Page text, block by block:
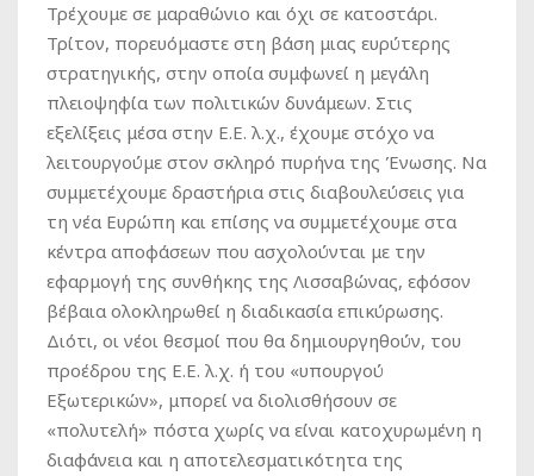
Τρέχουμε σε μαραθώνιο και όχι σε κατοστάρι.
Τρίτον, πορευόμαστε στη βάση μιας ευρύτερης
στρατηγικής, στην οποία συμφωνεί η μεγάλη
πλειοψηφία των πολιτικών δυνάμεων. Στις
εξελίξεις μέσα στην Ε.Ε. λ.χ., έχουμε στόχο να
λειτουργούμε στον σκληρό πυρήνα της Ένωσης. Να
συμμετέχουμε δραστήρια στις διαβουλεύσεις για
τη νέα Ευρώπη και επίσης να συμμετέχουμε στα
κέντρα αποφάσεων που ασχολούνται με την
εφαρμογή της συνθήκης της Λισσαβώνας, εφόσον
βέβαια ολοκληρωθεί η διαδικασία επικύρωσης.
Διότι, οι νέοι θεσμοί που θα δημιουργηθούν, του
προέδρου της Ε.Ε. λ.χ. ή του «υπουργού
Εξωτερικών», μπορεί να διολισθήσουν σε
«πολυτελή» πόστα χωρίς να είναι κατοχυρωμένη η
διαφάνεια και η αποτελεσματικότητα της